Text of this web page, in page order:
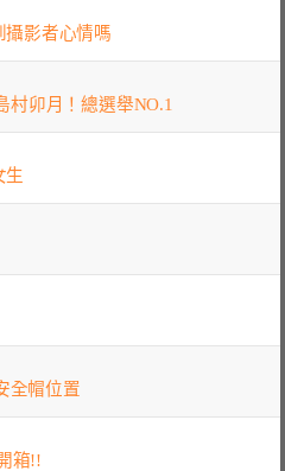
攝影者心情嗎
村卯月！總選舉NO.1
生
全帽位置
箱!!